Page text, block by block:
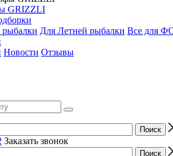
GRIZZLI
Для Летней рыбалки Все для
Новости Отзывы
Заказать звонок